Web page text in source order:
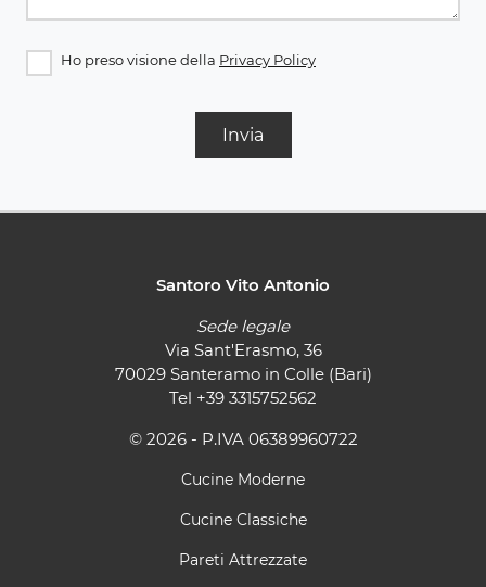
Ho preso visione della Privacy Policy
Invia
Santoro Vito Antonio
Sede legale
Via Sant'Erasmo, 36
70029 Santeramo in Colle (Bari)
Tel +39 3315752562
© 2026 - P.IVA 06389960722
Cucine Moderne
Cucine Classiche
Pareti Attrezzate